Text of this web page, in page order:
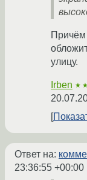
Причём
улицу.
Irben
Ответ на:
23:36:55 +00:00